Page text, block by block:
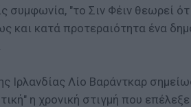
"το Σιν Φέιν θεωρεί
και κατά προτεραιότητα ένα
Λίο Βαράντκαρ
η χρονική στιγμή που